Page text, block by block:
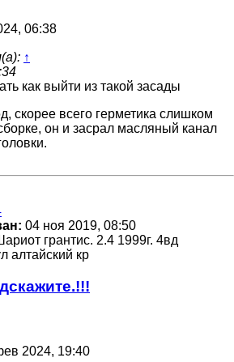
06:38
↑
как выйти из такой засады
скорее всего герметика слишком
он и засрал масляный канал
04 ноя 2019, 08:50
грантис. 2.4 1999г. 4вд
алтайский кр
2024, 19:40